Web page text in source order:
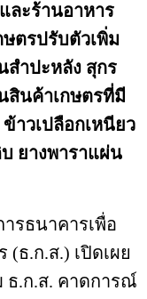
ละร้านอาหาร
ตรปรับตัวเพิ่ม
สำปะหลัง สุกร
สินค้าเกษตรที่มี
าวเปลือกเหนียว
ยางพาราแผ่น
รธนาคารเพื่อ
ธ.ก.ส.) เปิดเผย
ธ.ก.ส. คาดการณ์